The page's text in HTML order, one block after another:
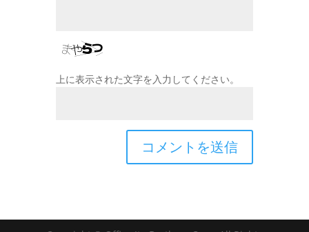
上に表示された文字を入力してください。